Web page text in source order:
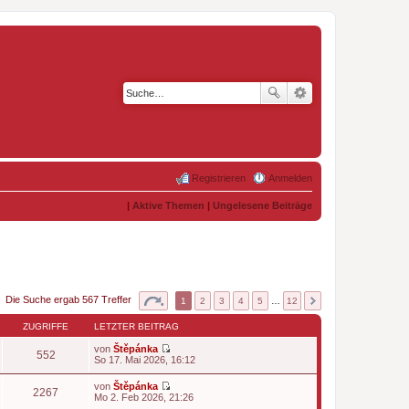
Anmelden
Registrieren
| Aktive Themen | Ungelesene Beiträge
Die Suche ergab 567 Treffer 1 2 3 4 5 12
ZUGRIFFE LETZTER BEITRAG
552 von Štěpánka
N
s
So 17. Mai 2026, 16:12
2267 von Štěpánka
N
Mo 2. Feb 2026, 21:26